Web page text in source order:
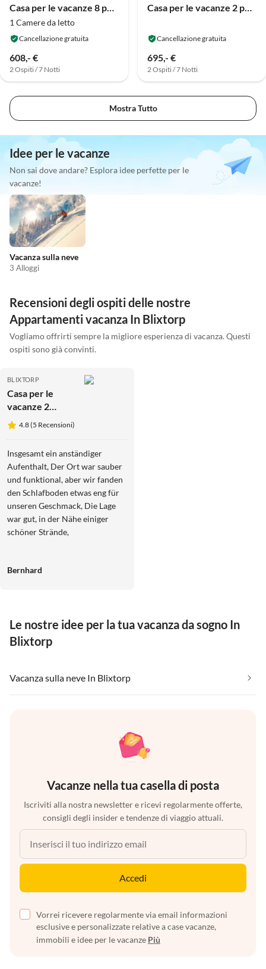
Casa per le vacanze 8 persone case ad Tvååker-By Traum
1 Camere da letto
Cancellazione gratuita
608,- €
2 Ospiti / 7 Notti
Casa per le vacanze 2 persone case ad VARBERG-By Traum
Cancellazione gratuita
695,- €
2 Ospiti / 7 Notti
Mostra Tutto
Idee per le vacanze
Non sai dove andare? Esplora idee perfette per le
vacanze!
Vacanza sulla neve
3 Alloggi
Recensioni degli ospiti delle nostre
Appartamenti vacanza In Blixtorp
Vogliamo offrirti sempre la migliore esperienza di vacanza. Questi
ospiti sono già convinti.
BLIXTORP
Casa per le
vacanze 2
persone case ad
VARBERG-By
4.8 (5 Recensioni)
Insgesamt ein anständiger
Aufenthalt, Der Ort war sauber
und funktional, aber wir fanden
den Schlafboden etwas eng für
unseren Geschmack, Die Lage
war gut, in der Nähe einiger
schöner Strände,
Bernhard
Le nostre idee per la tua vacanza da sogno In
Blixtorp
Vacanza sulla neve In Blixtorp
Vacanze nella tua casella di posta
Iscriviti alla nostra newsletter e ricevi regolarmente offerte,
consigli degli insider e tendenze di viaggio attuali.
Accedi
Vorrei ricevere regolarmente via email informazioni
esclusive e personalizzate relative a case vacanze,
immobili e idee per le vacanze Più